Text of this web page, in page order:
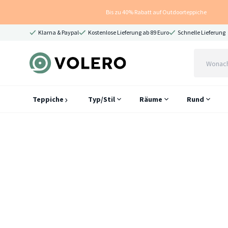
Bis zu 40% Rabatt auf Outdoorteppiche
Klarna & Paypal Kostenlose Lieferung ab 89 Euro Schnelle Lieferung
Teppiche Typ/Stil Räume Rund